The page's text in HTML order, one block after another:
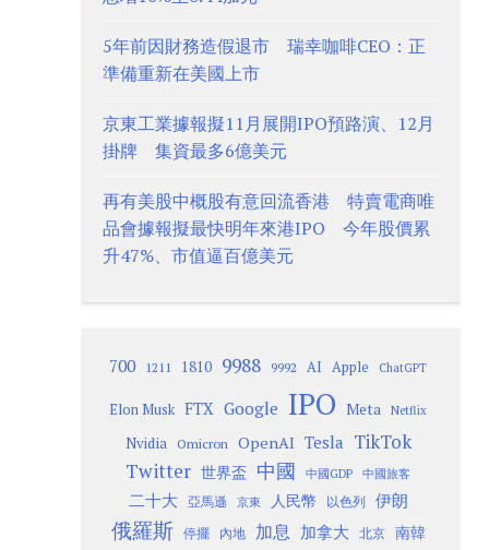
5年前因財務造假退市 瑞幸咖啡CEO：正
準備重新在美國上市
京東工業據報擬11月展開IPO預路演、12月
掛牌 集資最多6億美元
再有美股中概股有意回流香港 特賣電商唯
品會據報擬最快明年來港IPO 今年股價累
升47%、市值逼百億美元
700 1211 1810 9988 9992 AI Apple ChatGPT
Elon Musk FTX Google IPO Meta Netflix
Nvidia Omicron OpenAI Tesla TikTok
Twitter 世界盃 中國 中國GDP 中國旅客
二十大 亞馬遜 京東 人民幣 以色列 伊朗
俄羅斯 停擺 內地 加息 加拿大 北京
南韓